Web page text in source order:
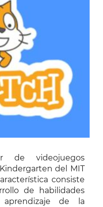
de videojuegos
del MIT
consiste
de habilidades
de la